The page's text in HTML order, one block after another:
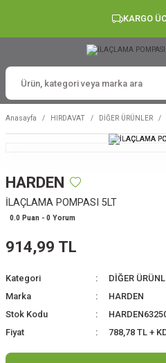
KARGO
Anasayfa HIRDAVAT DİĞER ÜRÜNLER
HARDEN
İLAÇLAMA POMPASI 5LT
0.0 Puan - 0 Yorum
914,99 TL
Kategori
DİĞER
Marka
HARDEN
Stok Kodu
Fiyat
788,78 TL +